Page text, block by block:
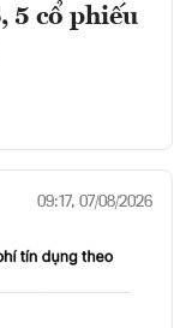
5 cổ phiếu
09:17, 07/08/2026